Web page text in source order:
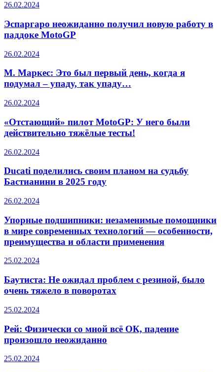
26.02.2024
Эспаргаро неожиданно получил новую работу в
паддоке MotoGP
26.02.2024
М. Маркес: Это был первый день, когда я
подумал – упаду, так упаду…
26.02.2024
«Отстающий» пилот MotoGP: У него были
действительно тяжёлые тесты!
26.02.2024
Ducati поделились своим планом на судьбу
Бастианини в 2025 году
26.02.2024
Упорные подшипники: незаменимые помощники
в мире современных технологий — особенности,
преимущества и области применения
25.02.2024
Баутиста: Не ожидал проблем с резиной, было
очень тяжело в поворотах
25.02.2024
Рей: Физически со мной всё ОК, падение
произошло неожиданно
25.02.2024